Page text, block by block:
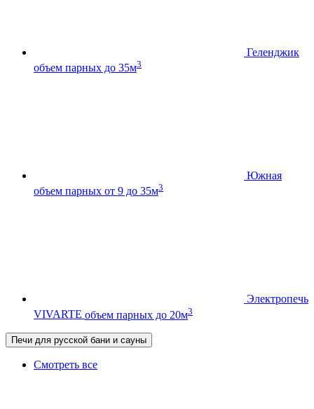
Геленджик
объем парных до 35м3
Южная
объем парных от 9 до 35м3
Электропечь
VIVARTE объем парных до 20м3
Печи для русской бани и сауны
Смотреть все